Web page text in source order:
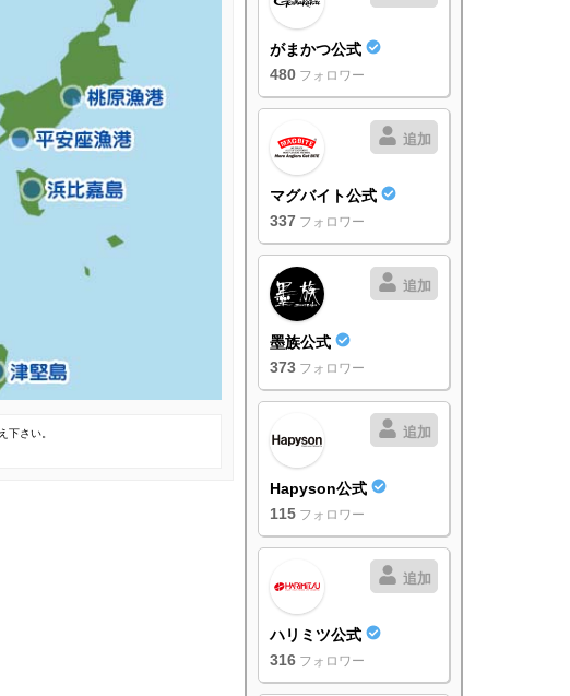
下さい。
がまかつ公式
480 フォロワー
追加
マグバイト公式
337 フォロワー
追加
墨族公式
373 フォロワー
追加
Hapyson公式
115 フォロワー
追加
ハリミツ公式
316 フォロワー